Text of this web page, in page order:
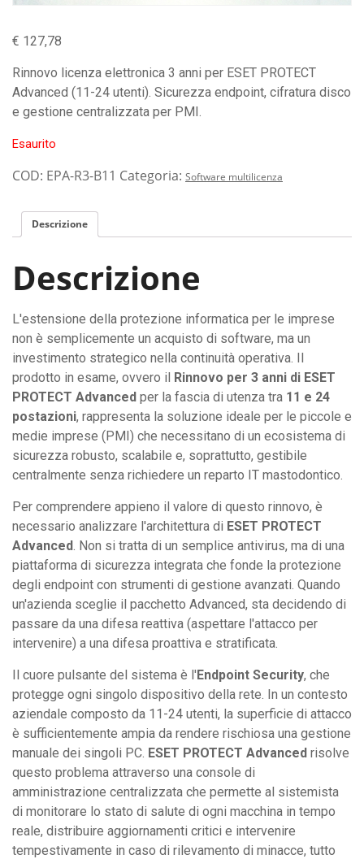
€ 127,78
Rinnovo licenza elettronica 3 anni per ESET PROTECT
Advanced (11-24 utenti). Sicurezza endpoint, cifratura disco
e gestione centralizzata per PMI.
Esaurito
COD: EPA-R3-B11 Categoria: Software multilicenza
Descrizione
Descrizione
L'estensione della protezione informatica per le imprese
non è semplicemente un acquisto di software, ma un
investimento strategico nella continuità operativa. Il
prodotto in esame, ovvero il Rinnovo per 3 anni di ESET
PROTECT Advanced per la fascia di utenza tra 11 e 24
postazioni, rappresenta la soluzione ideale per le piccole e
medie imprese (PMI) che necessitano di un ecosistema di
sicurezza robusto, scalabile e, soprattutto, gestibile
centralmente senza richiedere un reparto IT mastodontico.
Per comprendere appieno il valore di questo rinnovo, è
necessario analizzare l'architettura di ESET PROTECT
Advanced. Non si tratta di un semplice antivirus, ma di una
piattaforma di sicurezza integrata che fonde la protezione
degli endpoint con strumenti di gestione avanzati. Quando
un'azienda sceglie il pacchetto Advanced, sta decidendo di
passare da una difesa reattiva (aspettare l'attacco per
intervenire) a una difesa proattiva e stratificata.
Il cuore pulsante del sistema è l'Endpoint Security, che
protegge ogni singolo dispositivo della rete. In un contesto
aziendale composto da 11-24 utenti, la superficie di attacco
è sufficientemente ampia da rendere rischiosa una gestione
manuale dei singoli PC. ESET PROTECT Advanced risolve
questo problema attraverso una console di
amministrazione centralizzata che permette al sistemista
di monitorare lo stato di salute di ogni macchina in tempo
reale, distribuire aggiornamenti critici e intervenire
tempestivamente in caso di rilevamento di minacce, tutto